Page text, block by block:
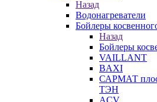
Назад
Водонагреватели
Бойлеры
Назад
Бойлеры
VAILLANT
BAXI
САРМАТ
ТЭН
ACV